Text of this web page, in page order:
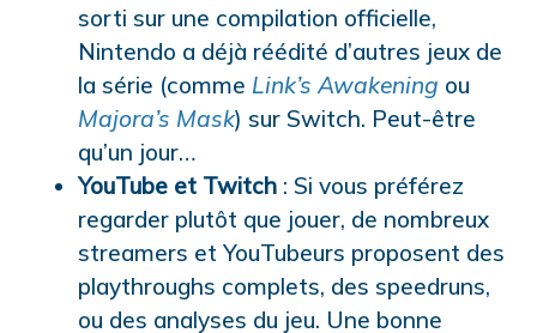
sorti sur une compilation officielle,
Nintendo a déjà réédité d’autres jeux de
la série (comme Link’s Awakening ou
Majora’s Mask) sur Switch. Peut-être
qu’un jour…
YouTube et Twitch : Si vous préférez
regarder plutôt que jouer, de nombreux
streamers et YouTubeurs proposent des
playthroughs complets, des speedruns,
ou des analyses du jeu. Une bonne